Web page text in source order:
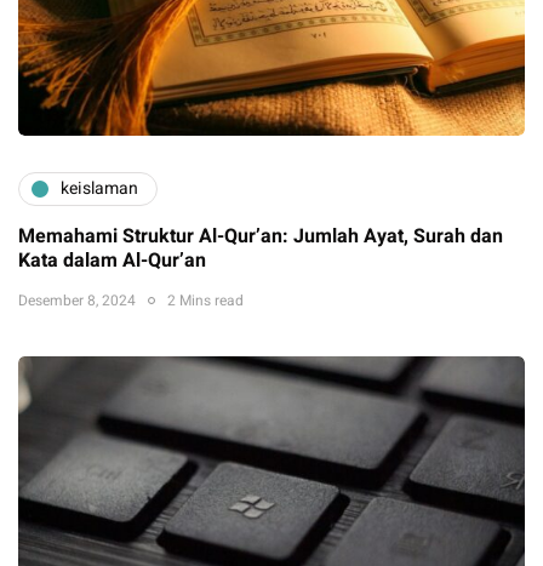
keislaman
Memahami Struktur Al-Qur’an: Jumlah Ayat, Surah dan
Kata dalam Al-Qur’an
Desember 8, 2024 2 Mins read